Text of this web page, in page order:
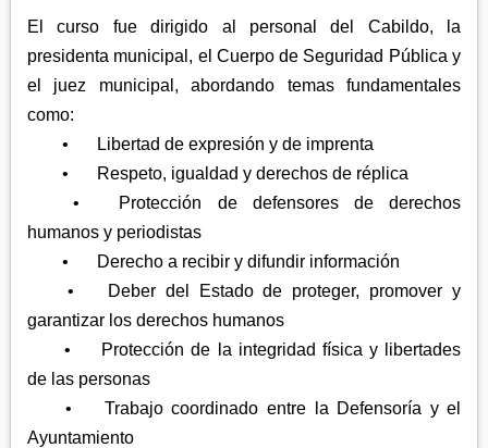
El curso fue dirigido al personal del Cabildo, la
presidenta municipal, el Cuerpo de Seguridad Pública y
el juez municipal, abordando temas fundamentales
como:
•
Libertad de expresión y de imprenta
•
Respeto, igualdad y derechos de réplica
•
Protección de defensores de derechos
humanos y periodistas
•
Derecho a recibir y difundir información
•
Deber del Estado de proteger, promover y
garantizar los derechos humanos
•
Protección de la integridad física y libertades
de las personas
•
Trabajo coordinado entre la Defensoría y el
Ayuntamiento